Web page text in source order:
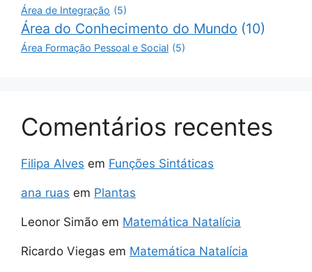
Área de Integração (5)
Área do Conhecimento do Mundo (10)
Área Formação Pessoal e Social (5)
Comentários recentes
Filipa Alves em Funções Sintáticas
ana ruas em Plantas
Leonor Simão em Matemática Natalícia
Ricardo Viegas em Matemática Natalícia